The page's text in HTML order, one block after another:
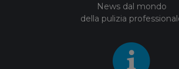
News dal mondo
della pulizia